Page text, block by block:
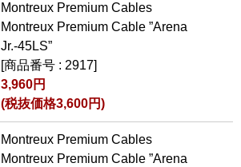
Montreux Premium Cables
Montreux Premium Cable ”Arena
Jr.-45LS”
[商品番号 : 2917]
3,960円
(税抜価格3,600円)
Montreux Premium Cables
Montreux Premium Cable ”Arena